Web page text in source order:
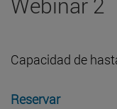
Capacidad de
Reservar